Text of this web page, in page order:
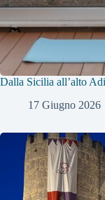
Dalla Sicilia all’alto
17 Giugno 2026